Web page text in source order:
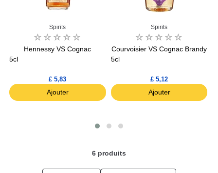
Spirits
Hennessy VS Cognac
5cl
£ 5,83
Ajouter
Spirits
Courvoisier VS Cognac Brandy
5cl
£ 5,12
Ajouter
6 produits